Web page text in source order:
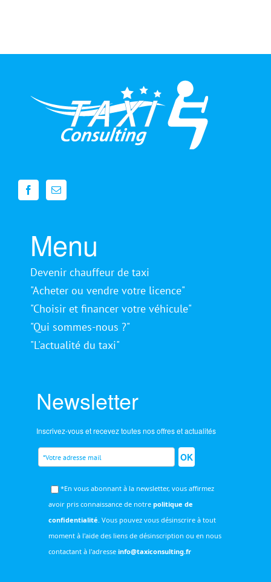
Menu
Devenir chauffeur de taxi
"Acheter ou vendre votre licence"
"Choisir et financer votre véhicule"
"Qui sommes-nous ?"
"L'actualité du taxi"
Newsletter
Inscrivez-vous et recevez toutes nos offres et actualités
OK
*En vous abonnant à la newsletter, vous affirmez
avoir pris connaissance de notre politique de
confidentialité. Vous pouvez vous désinscrire à tout
moment à l'aide des liens de désinscription ou en nous
contactant à l'adresse info@taxiconsulting.fr